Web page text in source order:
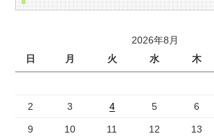
2026年8月
日
月 火 水 木
2 3 4 5 6
9 10 11 12 13